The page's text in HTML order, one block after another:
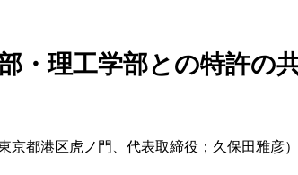
・理工学部との特許の
京都港区虎ノ門、代表取締役；久保田雅彦